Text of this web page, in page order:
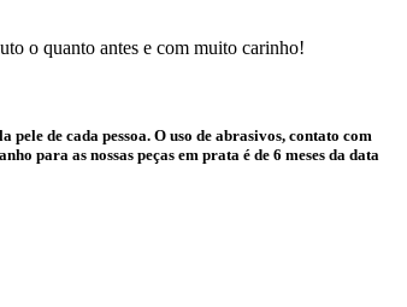
o quanto antes e com muito carinho!
de cada pessoa. O uso de abrasivos, contato com
para as nossas peças em prata é de 6 meses da data